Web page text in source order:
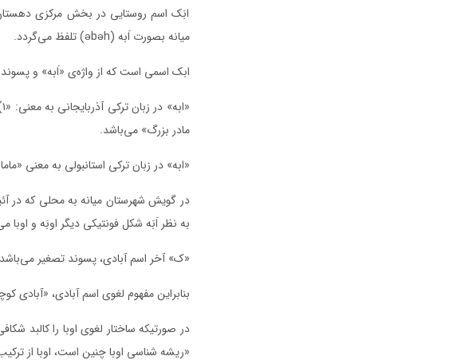
ابَک اسم روستایی در بخش مرکزی
میانه بصورت اَبه (әbәh) تلفظ می‌گردد.
ابک اسمی است که از واژه‌ی «اَبه» و
مادر بزرگ» می‌باشد.
«ابه» در زبان ترکی استانبولی به معنی
در گویش شهرستان میانه به محلی که در
به نظر اَبَه شکل فونتیکی دیگر اوبَه و
«ک» آخر اسم آبادی، پسوند تصغیر
بنابراین مفهوم لغوی اسم آبادی، «آبادی
در صورتیکه ساختار لغوی اوبا را کالبد
«ریشه شناسی اوبا چنین است، اوبا از